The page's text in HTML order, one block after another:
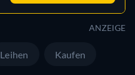
ANZEIGE
Leihen Kaufen